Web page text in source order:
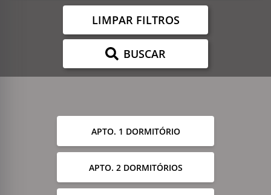
LIMPAR FILTROS
BUSCAR
APTO. 1 DORMITÓRIO
APTO. 2 DORMITÓRIOS